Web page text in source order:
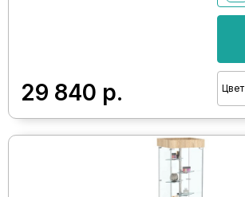
29 840 р. Цвет